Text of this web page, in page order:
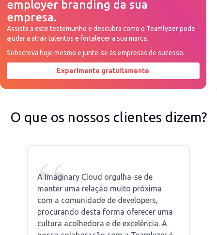
Peça uma demonstração agora
employer branding da sua
empresa.
Assista a este testemunho e descubra como o Teamlyzer pode
ajudar a atrair talentos e fortalecer a sua marca.
Subscreva hoje mesmo e junte-se às empresas de sucesso.
Experimente gratuitamente
O que os nossos clientes dizem?
“
A Imaginary Cloud orgulha-se de
manter uma relação muito próxima
com a comunidade de developers,
procurando desta forma oferecer uma
cultura acolhedora e de excelência. A